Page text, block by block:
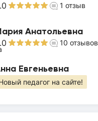
1 отзыв
Анатольевна
10 отзывов
Евгеньевна
педагог на сайте!